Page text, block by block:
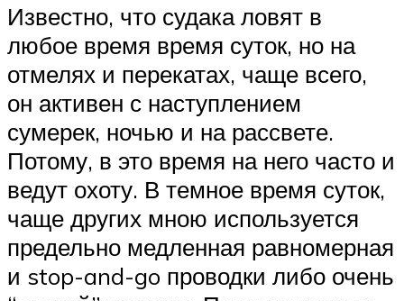
Известно, что судака ловят в
любое время время суток, но на
отмелях и перекатах, чаще всего,
он активен с наступлением
сумерек, ночью и на рассвете.
Потому, в это время на него часто и
ведут охоту. В темное время суток,
чаще других мною используется
предельно медленная равномерная
и stop-and-go проводки либо очень